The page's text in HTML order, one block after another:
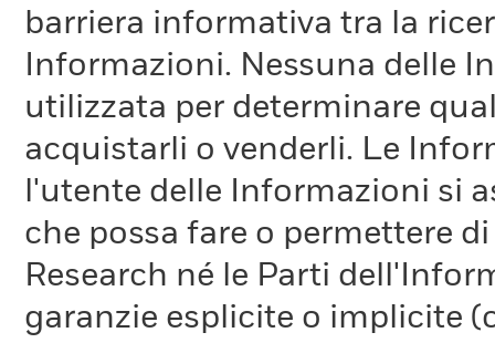
barriera informativa tra la
Informazioni. Nessuna delle
utilizzata per determinare
acquistarli o venderli. Le
l'utente delle Informazioni si
che possa fare o permettere
Research né le Parti
garanzie esplicite o implicite